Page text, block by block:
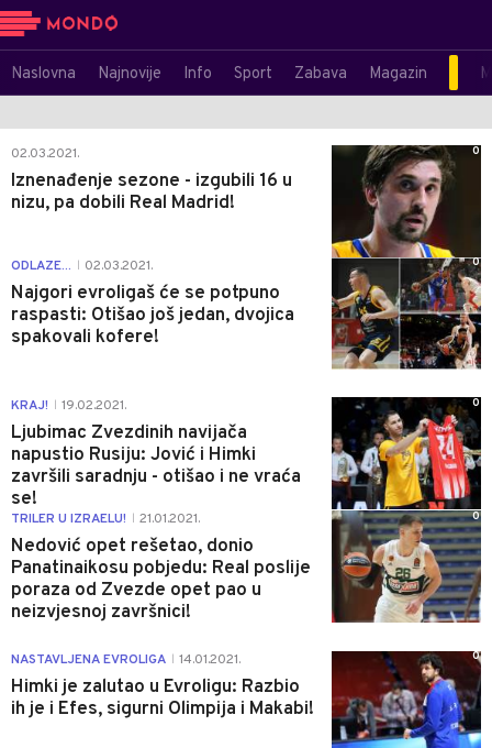
Naslovna Najnovije Info Sport Zabava Magazin
02.03.2021.
Iznenađenje sezone - izgubili 16 u
nizu, pa dobili Real Madrid!
0
ODLAZE... 02.03.2021.
Najgori evroligaš će se potpuno
raspasti: Otišao još jedan, dvojica
spakovali kofere!
0
KRAJ! 19.02.2021.
Ljubimac Zvezdinih navijača
napustio Rusiju: Jović i Himki
završili saradnju - otišao i ne vraća
se!
0
TRILER U IZRAELU! 21.01.2021.
Nedović opet rešetao, donio
Panatinaikosu pobjedu: Real poslije
poraza od Zvezde opet pao u
neizvjesnoj završnici!
0
NASTAVLJENA EVROLIGA 14.01.2021.
Himki je zalutao u Evroligu: Razbio
ih je i Efes, sigurni Olimpija i Makabi!
0